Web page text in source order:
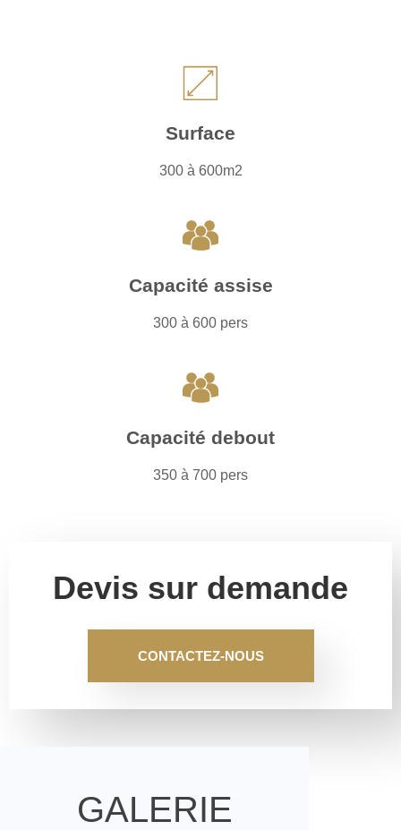
Surface
300 à 600m2
Capacité assise
300 à 600 pers
Capacité debout
350 à 700 pers
Devis sur demande
CONTACTEZ-NOUS
GALERIE